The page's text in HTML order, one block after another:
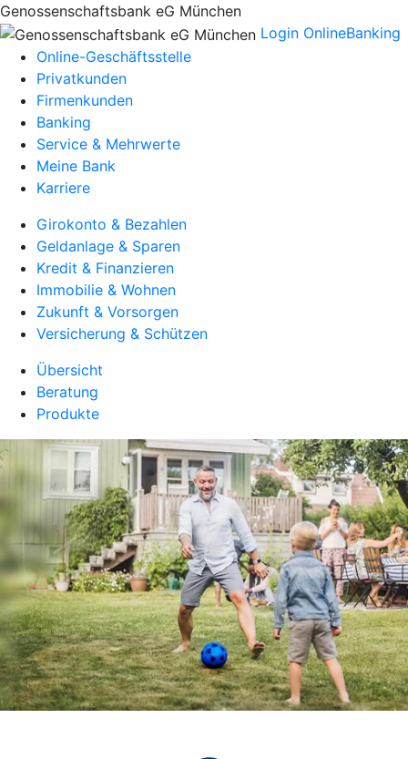
Genossenschaftsbank eG München
Login OnlineBanking
Online-Geschäftsstelle
Privatkunden
Firmenkunden
Banking
Service & Mehrwerte
Meine Bank
Karriere
Girokonto & Bezahlen
Geldanlage & Sparen
Kredit & Finanzieren
Immobilie & Wohnen
Zukunft & Vorsorgen
Versicherung & Schützen
Übersicht
Beratung
Produkte